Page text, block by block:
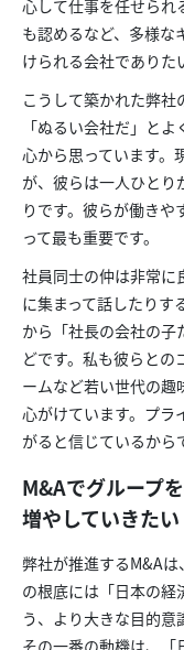
心して仕事を任せられ
も認めるなど、多様な
けられる会社でありた
こうして築かれた弊
「ぬるい会社だ」と
心から思っています。
が、彼らは一人ひとり
りです。彼らが働き
って最も重要です。
社員同士の仲は非常に
に集まって話したりす
から「社長の会社の子
どです。私も彼らと
ームなど若い世代の趣
心がけています。プラ
がると信じているから
M&Aでグループ
増やしていきたい
弊社が推進するM&A
の根底には「日本の経
う、より大きな目的意
その一番の動機は、「